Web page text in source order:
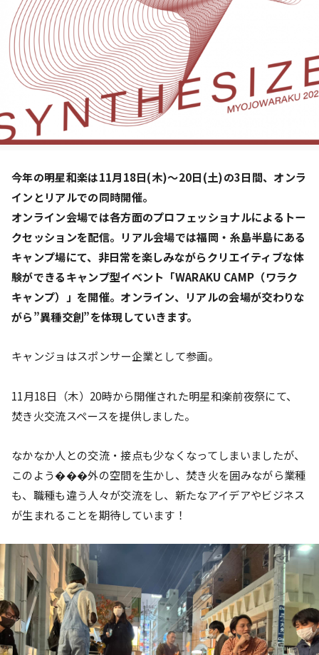
今年の明星和楽は11月18日(木)〜20日(土)の3日間、オンラ
インとリアルでの同時開催。
オンライン会場では各方面のプロフェッショナルによるトー
クセッションを配信。リアル会場では福岡・糸島半島にある
キャンプ場にて、非日常を楽しみながらクリエイティブな体
験ができるキャンプ型イベント「WARAKU CAMP（ワラク
キャンプ）」を開催。オンライン、リアルの会場が交わりな
がら”異種交創”を体現していきます。
キャンジョはスポンサー企業として参画。
11月18日（木）20時から開催された明星和楽前夜祭にて、
焚き火交流スペースを提供しました。
なかなか人との交流・接点も少なくなってしまいましたが、
このよう���外の空間を生かし、焚き火を囲みながら業種
も、職種も違う人々が交流をし、新たなアイデアやビジネス
が生まれることを期待しています！